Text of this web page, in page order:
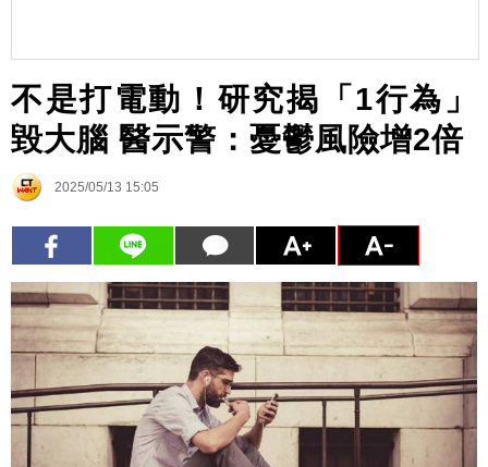
不是打電動！研究揭「1行為」
毀大腦 醫示警：憂鬱風險增2倍
2025/05/13 15:05